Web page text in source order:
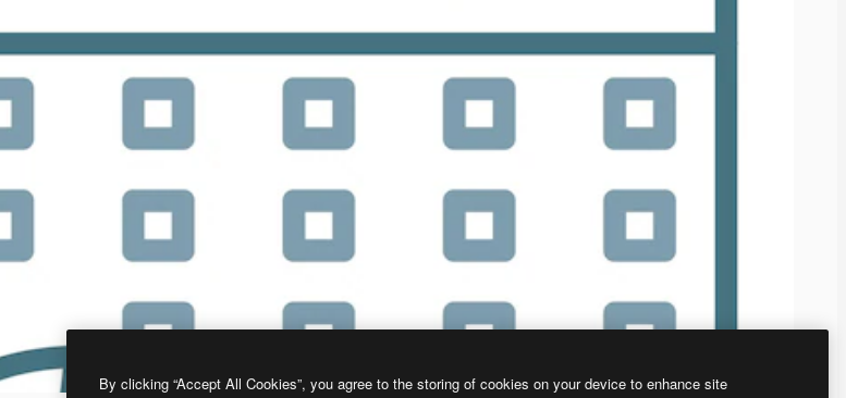
By clicking “Accept All Cookies”, you agree to the storing of cookies on your device to enhance site